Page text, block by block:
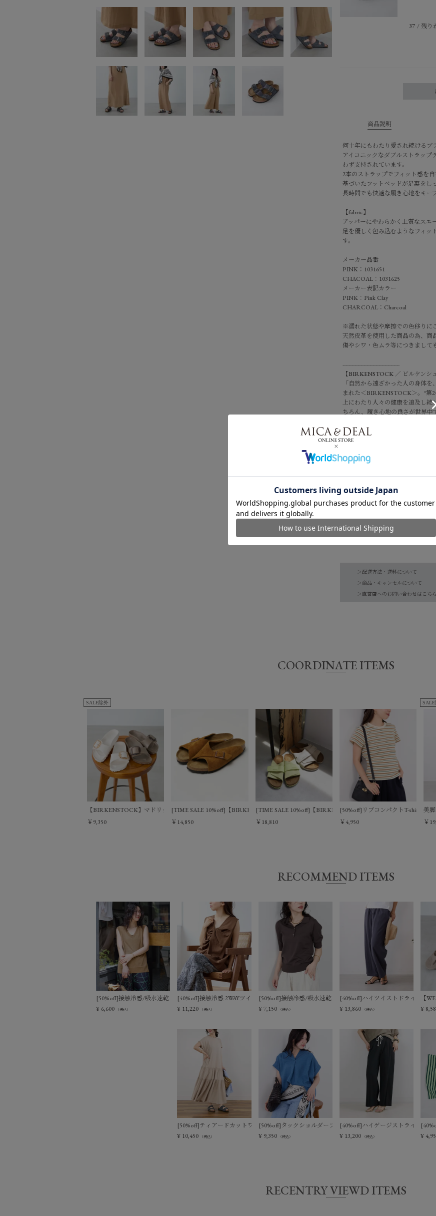
37 残り
商品説明
何十年にもわたり愛され続けるブ
アイコニックなダブルストラップ
わず支持されています。
2本のストラップでフィット感を
基づいたフットベッドが足裏をし
長時間でも快適な履き心地をキー
【fabric】
アッパーにやわらかく上質なスエ
足を優しく包み込むようなフィッ
す。
メーカー品番
PINK：1031651
CHACOAL：1031625
メーカー表記カラー
PINK：Pink Clay
CHARCOAL：Charcoal
※濡れた状態や摩擦での色移りに
天然皮革を使用した商品の為、商
傷やシワ・色ムラ等につきまして
--------------------------------------
【BIRKENSTOCK ／ ビルケンシ
「自然から遠ざかった人の身体
まれた＜BIRKENSTOCK＞。“第
上にわたり人々の健康を追及し続
ちろん、履き心地の良さが世界中
■在庫切れのカラー・商品は、直
店舗からの通販対応が可能でござ
ぜひお問い合わせくださいませ。
■商品画像はできる限り実物の
イスのモニター設定、お部屋の照
場合がございます。
■画像の商品はサンプルです。実
す。予めご了承くださいませ。
素材
37
【お届け希望日につきまして】
＞配送方法・送料について
＞商品・キャンセルについて
＞直営店へのお問い合わせはこちら
COORDINATE ITEMS
SALE除外
【BIRKENSTOCK】マドリッドビッグバックルサンダル-MADRID EVA BIG BUCKLE
￥9,350
[TIME SALE 10%off]【BIRKENSTOCK】Arosa SFB VL/0323110076
￥14,850
[TIME SALE 10%off]【BIRKENSTOCK】KYOTO/0324110026
￥18,810
[50%off]リブコンパクトT-shirt
￥4,950
美
￥
RECOMMEND ITEMS
[50%off]接触冷感/吸水速乾-シアーVネックニットベスト
¥ 6,600 （税込）
[40%off]接触冷感-2WAYツイストノースリーブブラウス
¥ 11,220 （税込）
[50%off]接触冷感/吸水速乾-サマーポロニット
¥ 7,150 （税込）
[40%off]ハイツイストドライタッ
¥ 13,860 （税込）
【
¥
[50%off]ティアードカットワンピース
¥ 10,450 （税込）
[50%off]タックショルダーブラウス
¥ 9,350 （税込）
[40%off]ハイゲージストライプイー
¥ 13,200 （税込）
¥
RECENTRY VIEWD ITEMS